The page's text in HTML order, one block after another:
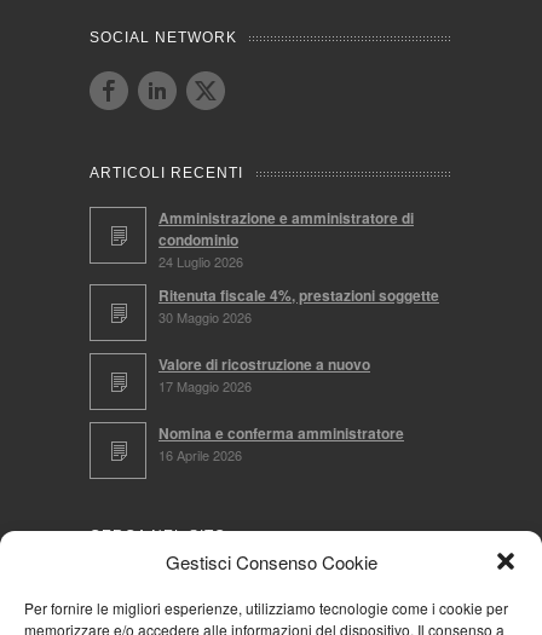
Gestisci Consenso Cookie
Per fornire le migliori esperienze, utilizziamo tecnologie come i cookie per
memorizzare e/o accedere alle informazioni del dispositivo. Il consenso a
SOCIAL NETWORK
ARTICOLI RECENTI
Amministrazione e amministratore di
condominio
24 Luglio 2026
Ritenuta fiscale 4%, prestazioni soggette
30 Maggio 2026
Valore di ricostruzione a nuovo
17 Maggio 2026
Nomina e conferma amministratore
16 Aprile 2026
CERCA NEL SITO